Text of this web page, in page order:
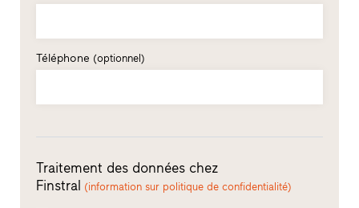
Téléphone (optionnel)
Traitement des données chez
Finstral (information sur politique de confidentialité)